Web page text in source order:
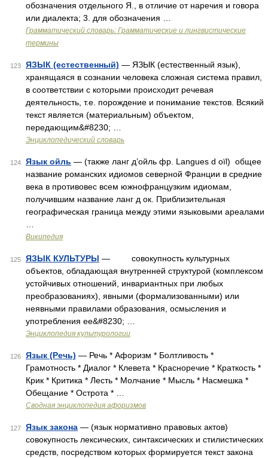
обозначения отдельного Я., в отличие от наречия и говора
или диалекта; 3. для обозначения …
Грамматический словарь: Грамматические и лингвистические
термины
123 ЯЗЫК (естественный) — ЯЗЫК (естественный язык),
хранящаяся в сознании человека сложная система правил,
в соответствии с которыми происходит речевая
деятельность, т.е. порождение и понимание текстов. Всякий
текст является (материальным) объектом,
передающим&#8230; …
Энциклопедический словарь
124 Язык ойль — (также ланг д’ойль фр. Langues d oïl) общее
название романских идиомов северной Франции в средние
века в противовес всем южнофранцузким идиомам,
получившим название ланг д ок. Приблизительная
географическая граница между этими языковыми ареалами
Википедия
125 ЯЗЫК КУЛЬТУРЫ — совокупность культурных
объектов, обладающая внутренней структурой (комплексом
устойчивых отношений, инвариантных при любых
преобразованиях), явными (формализованными) или
неявными правилами образования, осмысления и
употребления ее&#8230; …
Энциклопедия культурологии
126 Язык (Речь) — Речь * Афоризм * Болтливость *
Грамотность * Диалог * Клевета * Красноречие * Краткость *
Крик * Критика * Лесть * Молчание * Мысль * Насмешка *
Обещание * Острота * …
Сводная энциклопедия афоризмов
127 Язык закона — (язык нормативно правовых актов)
совокупность лексических, синтаксических и стилистических
средств, посредством которых формируется текст закона